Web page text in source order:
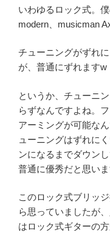
いわゆるロック式。
modern、musicman
チューニングがずれ
が、普通にずれますw
というか、チューニ
らずなんですよね。
アーミングが可能な
ューニングはずれに
ンになるまでダウン
普通に優秀だと思いま
このロック式ブリッ
ら思っていましたが
はロック式ギターの